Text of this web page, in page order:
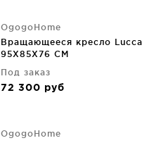
OgogoHome
Вращающееся кресло Lucca
95X85X76 CM
Под заказ
72 300 руб
OgogoHome